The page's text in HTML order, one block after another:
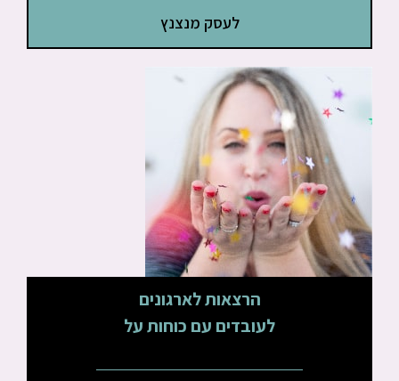
לעסק מנצנץ
הרצאות לארגונים
לעובדים עם כוחות על